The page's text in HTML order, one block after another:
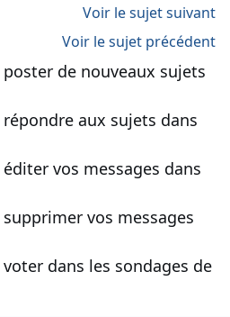
Voir le sujet suivant
Voir le sujet précédent
poster de nouveaux sujets
répondre aux sujets dans
éditer vos messages dans
supprimer vos messages
voter dans les sondages de